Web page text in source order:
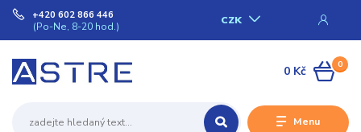
Menu
CZK
+420 602 866 446
(Po-Ne, 8-20 hod.)
0
0 Kč